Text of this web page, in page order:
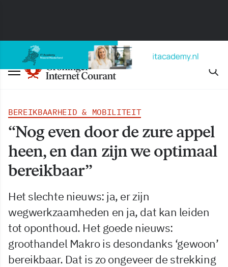
BEREIKBAARHEID & MOBILITEIT
“Nog even door de zure appel
heen, en dan zijn we optimaal
bereikbaar”
Het slechte nieuws: ja, er zijn
wegwerkzaamheden en ja, dat kan leiden
tot oponthoud. Het goede nieuws:
groothandel Makro is desondanks ‘gewoon’
bereikbaar. Dat is zo ongeveer de strekking